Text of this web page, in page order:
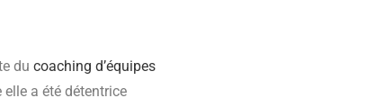
du coaching d’équipes
a été détentrice